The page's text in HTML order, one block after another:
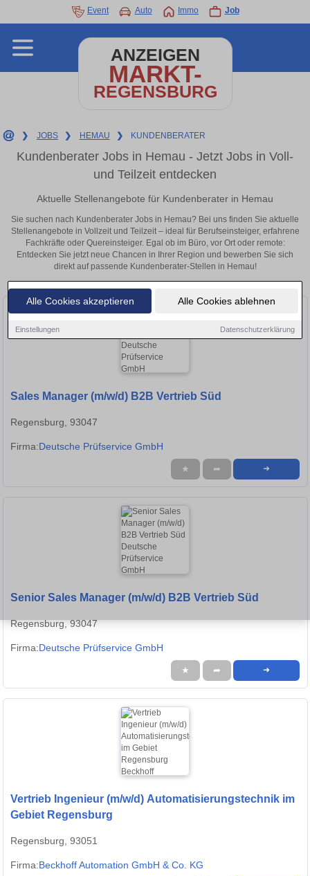
Alle Cookies akzeptieren Alle Cookies ablehnen
Einstellungen Datenschutzerklärung
Event Auto Immo Job
ANZEIGEN
MARKT-
REGENSBURG
❯ JOBS ❯ HEMAU ❯ KUNDENBERATER
Kundenberater Jobs in Hemau - Jetzt Jobs in Voll-
und Teilzeit entdecken
Aktuelle Stellenangebote für Kundenberater in Hemau
Sie suchen nach Kundenberater Jobs in Hemau? Bei uns finden Sie aktuelle
Stellenangebote in Vollzeit und Teilzeit – ideal für Berufseinsteiger, erfahrene
Fachkräfte oder Quereinsteiger. Egal ob im Büro, vor Ort oder remote:
Entdecken Sie jetzt neue Chancen in Ihrer Region und bewerben Sie sich
direkt auf passende Kundenberater-Stellen in Hemau!
Sales Manager (m/w/d) B2B Vertrieb Süd
Regensburg, 93047
Firma:Deutsche Prüfservice GmbH
★ ➦ ➜
Senior Sales Manager (m/w/d) B2B Vertrieb Süd
Regensburg, 93047
Firma:Deutsche Prüfservice GmbH
★ ➦ ➜
Vertrieb Ingenieur (m/w/d) Automatisierungstechnik im
Gebiet Regensburg
Regensburg, 93051
Firma:Beckhoff Automation GmbH & Co. KG